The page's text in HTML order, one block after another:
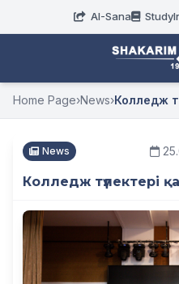
AI-Sana
Home Page›News›Колледж
News
Колледж түлектері